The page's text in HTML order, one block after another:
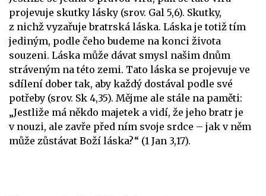
projevuje skutky lásky (srov. Gal 5,6). Skutky,
z nichž vyzařuje bratrská láska. Láska je totiž tím
jediným, podle čeho budeme na konci života
souzeni. Láska může dávat smysl našim dnům
stráveným na této zemi. Tato láska se projevuje ve
sdílení dober tak, aby každý dostával podle své
potřeby (srov. Sk 4,35). Mějme ale stále na paměti:
„Jestliže má někdo majetek a vidí, že jeho bratr je
v nouzi, ale zavře před ním svoje srdce – jak v něm
může zůstávat Boží láska?“ (1 Jan 3,17).